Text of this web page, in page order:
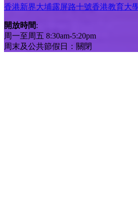
香港新界大埔露屏路十號香港教育大
開放時間:
周一至周五 8:30am-5:20pm
周末及公共節假日：關閉